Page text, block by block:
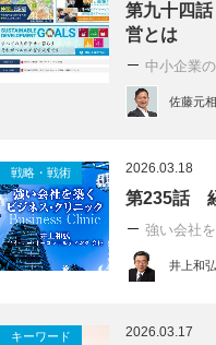
第九十四
営とは
中小企業
佐藤元
戦略・戦術 2026.03.18
第235話
強い会社
井上和
キーワード 2026.03.17